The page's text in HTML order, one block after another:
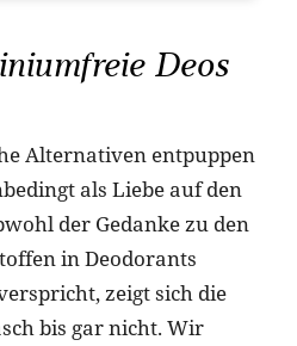
Deos
Alternativen entpuppen
als Liebe auf den
der Gedanke zu den
in Deodorants
zeigt sich die
bis gar nicht. Wir